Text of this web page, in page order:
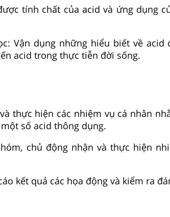
tính chất của acid và ứng dụng
Vận dụng những hiểu biết về acid
acid trong thực tiễn đời sống.
thực hiện các nhiệm vụ cá nhân
số acid thông dụng.
chủ động nhận và thực hiện
kết quả các họa động và kiểm ra